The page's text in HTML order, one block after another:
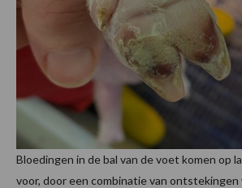
Bloedingen in de bal van de voet komen op
voor, door een combinatie van ontstekingen